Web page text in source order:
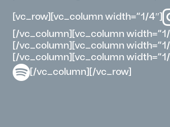
[vc_row][vc_column width=“1/4″]
[/vc_column][vc_column
[/vc_column][vc_column
[/vc_column][vc_column
[/vc_column][/vc_row]